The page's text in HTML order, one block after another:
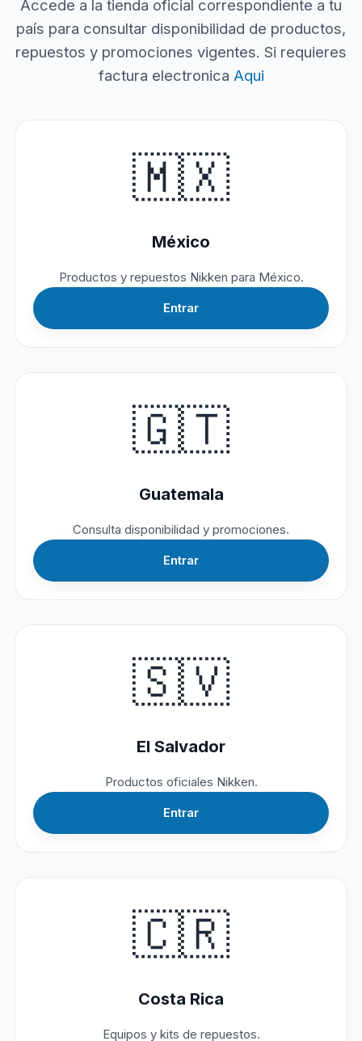
Accede a la tienda oficial correspondiente a tu
país para consultar disponibilidad de productos,
repuestos y promociones vigentes. Si requieres
factura electronica Aqui
🇲🇽
México
Productos y repuestos Nikken para México.
Entrar
🇬🇹
Guatemala
Consulta disponibilidad y promociones.
Entrar
🇸🇻
El Salvador
Productos oficiales Nikken.
Entrar
🇨🇷
Costa Rica
Equipos y kits de repuestos.